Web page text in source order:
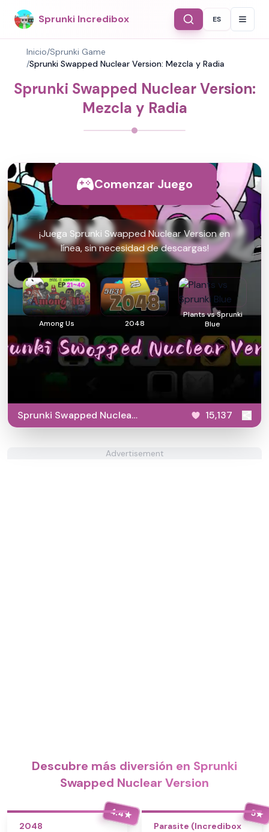
Sprunki Incredibox Select
ES
Inicio/Sprunki Game
/Sprunki Swapped Nuclear Version: Mezcla y Radia
Sprunki Swapped Nuclear Version:
Mezcla y Radia
Comenzar Juego
¡Juega Sprunki Swapped Nuclear Version en
línea, sin necesidad de descargas!
Among Us 2048
Plants vs Sprunki
Blue
Sprunki Swapped Nuclear
Version
15,137
Advertisement
Descubre más diversión en Sprunki
Swapped Nuclear Version
4.4★
2048
5★
Parasite (Incredibox